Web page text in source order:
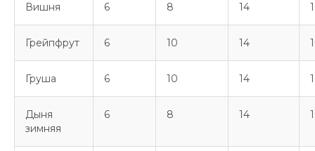
Вишня 6 8 14
Грейпфрут 6 10 14
Груша 6 10 14
Дыня
зимняя
6 8 14